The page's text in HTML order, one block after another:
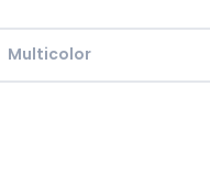
Multicolor